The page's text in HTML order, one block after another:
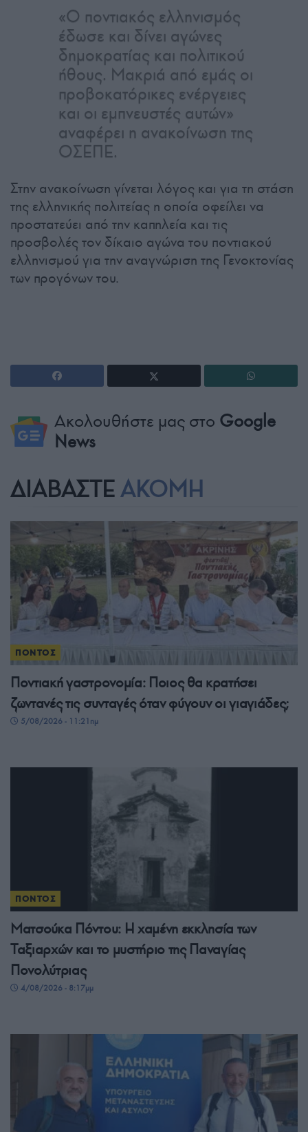
«Ο ποντιακός ελληνισμός
έδωσε και δίνει αγώνες
δημοκρατίας και πολιτικού
ήθους. Μακριά από εμάς οι
προβοκατόρικες ενέργειες
και οι εμπνευστές αυτών»
αναφέρει η ανακοίνωση της
ΟΣΕΠΕ.
Στην ανακοίνωση γίνεται λόγος και για τη στάση
της ελληνικής πολιτείας η οποία οφείλει να
προστατεύει από την καπηλεία και τις
προσβολές τον δίκαιο αγώνα του ποντιακού
ελληνισμού για την αναγνώριση της Γενοκτονίας
των προγόνων του.
Ακολουθήστε μας στο Google
News
ΔΙΑΒΑΣΤΕ ΑΚΟΜΗ
ΠΟΝΤΟΣ
Ποντιακή γαστρονομία: Ποιος θα κρατήσει
ζωντανές τις συνταγές όταν φύγουν οι γιαγιάδες;
5/08/2026 - 11:21πμ
ΠΟΝΤΟΣ
Ματσούκα Πόντου: Η χαμένη εκκλησία των
Ταξιαρχών και το μυστήριο της Παναγίας
Πονολύτριας
4/08/2026 - 8:17μμ